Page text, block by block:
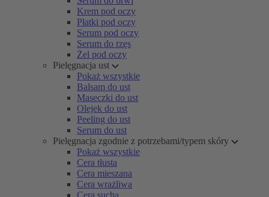
Krem pod oczy
Płatki pod oczy
Serum pod oczy
Serum do rzęs
Żel pod oczy
Pielęgnacja ust
Pokaż wszystkie
Balsam do ust
Maseczki do ust
Olejek do ust
Peeling do ust
Serum do ust
Pielęgnacja zgodnie z potrzebami/typem skóry
Pokaż wszystkie
Cera tłusta
Cera mieszana
Cera wrażliwa
Cera sucha